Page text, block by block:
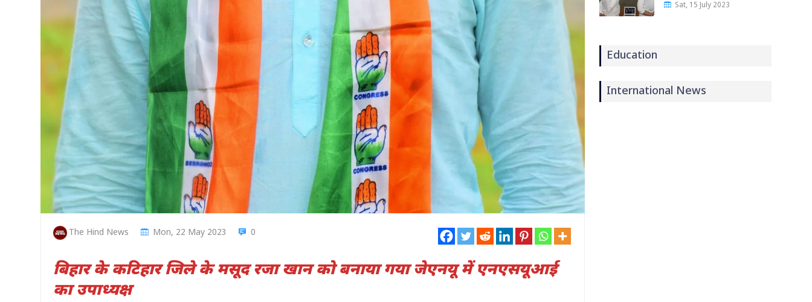
The Hind News Mon, 22 May 2023 0
बिहार के कटिहार जिले के मसूद रजा खान को बनाया गया जेएनयू में एनएसयूआई
का उपाध्यक्ष
Sat, 15 July 2023
Education
International News